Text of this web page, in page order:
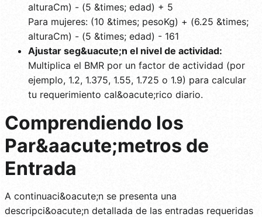
alturaCm) - (5 &times; edad) + 5
Para mujeres: (10 &times; pesoKg) + (6.25 &times;
alturaCm) - (5 &times; edad) - 161
Ajustar seg&uacute;n el nivel de actividad:
Multiplica el BMR por un factor de actividad (por
ejemplo, 1.2, 1.375, 1.55, 1.725 o 1.9) para calcular
tu requerimiento cal&oacute;rico diario.
Comprendiendo los
Par&aacute;metros de
Entrada
A continuaci&oacute;n se presenta una
descripci&oacute;n detallada de las entradas requeridas